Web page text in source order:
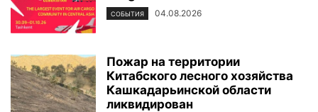
СОБЫТИЯ 04.08.2026
Пожар на территории
Китабского лесного хозяйства
Кашкадарьинской области
ликвидирован